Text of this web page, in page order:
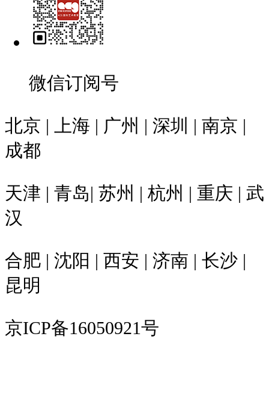
微信订阅号
北京 | 上海 | 广州 | 深圳 | 南京 |
成都
天津 | 青岛| 苏州 | 杭州 | 重庆 | 武
汉
合肥 | 沈阳 | 西安 | 济南 | 长沙 |
昆明
京ICP备16050921号